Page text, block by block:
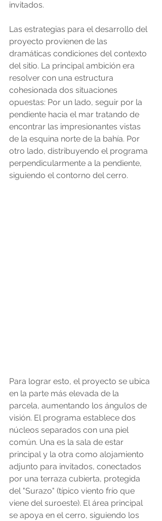
invitados.
Las estrategias para el desarrollo del
proyecto provienen de las
dramáticas condiciones del contexto
del sitio. La principal ambición era
resolver con una estructura
cohesionada dos situaciones
opuestas: Por un lado, seguir por la
pendiente hacia el mar tratando de
encontrar las impresionantes vistas
de la esquina norte de la bahía. Por
otro lado, distribuyendo el programa
perpendicularmente a la pendiente,
siguiendo el contorno del cerro.
Para lograr esto, el proyecto se ubica
en la parte más elevada de la
parcela, aumentando los ángulos de
visión. El programa establece dos
núcleos separados con una piel
común. Una es la sala de estar
principal y la otra como alojamiento
adjunto para invitados, conectados
por una terraza cubierta, protegida
del "Surazo" (típico viento frío que
viene del suroeste). El área principal
se apoya en el cerro, siguiendo los